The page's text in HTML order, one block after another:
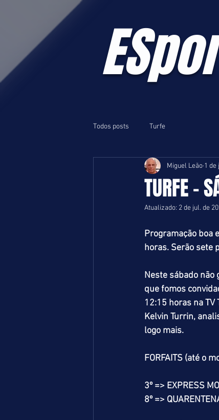
Todos posts Turfe
TURFE -
Miguel Leão 1 de
Atualizado: 2 de jul. de
Programação boa
horas. Serão sete
Neste sábado não
que fomos
12:15 horas na TV
Kelvin Turrin,
logo mais.
FORFAITS (até o
3º => EXPRESS
8º =>